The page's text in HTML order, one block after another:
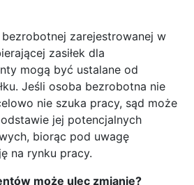
zarejestrowanej w
zasiłek dla
mogą być ustalane od
Jeśli osoba bezrobotna nie
nie szuka pracy, sąd może
jej potencjalnych
biorąc pod uwagę
na rynku pracy.
może ulec zmianie?